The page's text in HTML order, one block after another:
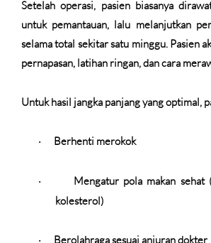
Setelah operasi, pasien biasanya
untuk pemantauan, lalu melanjutkan
selama total sekitar satu minggu. Pasien
pernapasan, latihan ringan, dan cara
Untuk hasil jangka panjang yang optimal,
· Berhenti merokok
·
Mengatur pola makan sehat
kolesterol)
· Berolahraga sesuai anjuran dokter